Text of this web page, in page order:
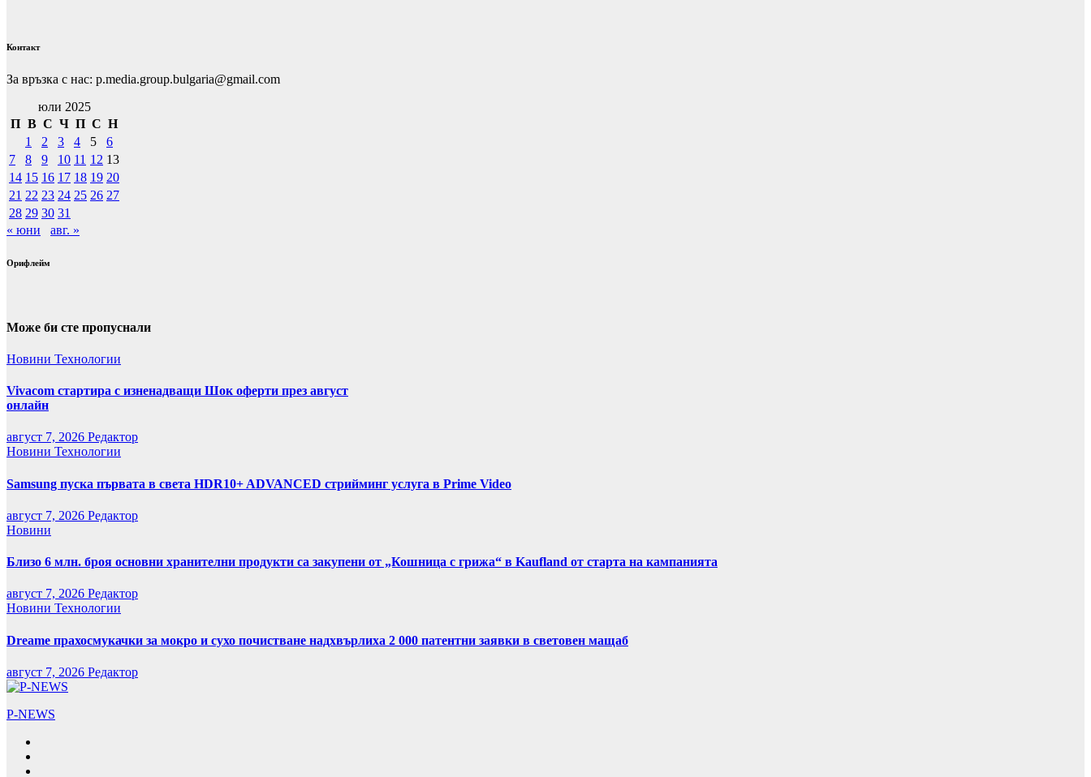
Контакт
За връзка с нас: p.media.group.bulgaria@gmail.com
юли 2025
П В С Ч П С Н
1
2 3 4 5
6
7
8 9 10 11 12 13
14 15 16 17 18 19 20
21 22 23 24 25 26 27
28 29 30 31
« юни
авг. »
Орифлейм
Може би сте пропуснали
Новини Технологии
Vivacom стартира с изненадващи Шок оферти през август
онлайн
август 7, 2026 Редактор
Новини Технологии
Samsung пуска първата в света HDR10+ ADVANCED стрийминг услуга в Prime Video
август 7, 2026 Редактор
Новини
Близо 6 млн. броя основни хранителни продукти са закупени от „Кошница с грижа“ в Kaufland от старта на кампанията
август 7, 2026 Редактор
Новини Технологии
Dreame прахосмукачки за мокро и сухо почистване надхвърлиха 2 000 патентни заявки в световен мащаб
август 7, 2026 Редактор
P-NEWS